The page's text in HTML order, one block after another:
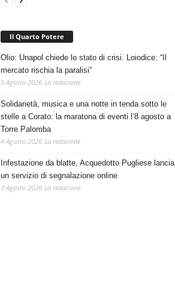
Il Quarto Potere
Olio: Unapol chiede lo stato di crisi. Loiodice: “Il
mercato rischia la paralisi”
5 Agosto 2026 La redazione
Solidarietà, musica e una notte in tenda sotto le
stelle a Corato: la maratona di eventi l’8 agosto a
Torre Palomba
4 Agosto 2026 La redazione
Infestazione da blatte, Acquedotto Pugliese lancia
un servizio di segnalazione online
3 Agosto 2026 La redazione